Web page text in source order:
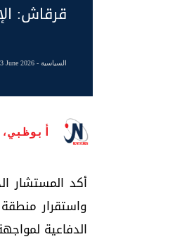
قرقاش:
السياسية- Saturday 13 June 2026 الساعة 08:36 pm
أكد المستشار
واستقرار
الدفاعية